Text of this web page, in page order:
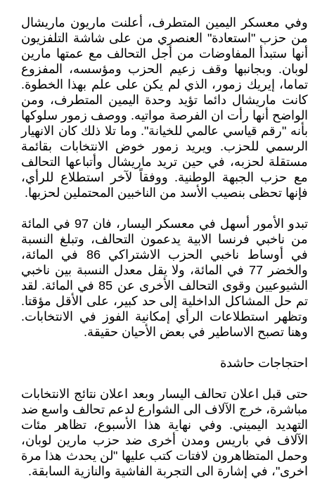
وفي معسكر اليمين المتطرف، أعلنت ماريون ماريشال
من حزب "استعادة" العنصري من على شاشة التلفزيون
أنها ستبدأ المفاوضات من أجل التحالف مع عمتها مارين
لوبان. وبجانبها وقف زعيم الحزب ومؤسسه، المفزوع
تماما، إيريك زمور، الذي لم يكن على علم بهذا الخطوة.
كانت ماريشال دائما تؤيد وحدة اليمين المتطرف، ومن
الواضح أنها رأت ان الفرصة مواتيه. ووصف زمور سلوكها
بأنه "رقم قياسي عالمي للخيانة". وما تلا ذلك كان الانهيار
الرسمي للحزب. ويريد زمور خوض الانتخابات بقائمة
مستقلة لحزبه، في حين تريد ماريشال وأتباعها التحالف
مع حزب الجبهة الوطنية. ووفقاً لآخر استطلاع للرأي،
فإنها تحظى بنصيب الأسد من الناخبين المحتملين لحزبها.
تبدو الأمور أسهل في معسكر اليسار، فان 97 في المائة
من ناخبي فرنسا الابية يدعمون التحالف، وتبلغ النسبة
في أوساط ناخبي الحزب الاشتراكي 86 في المائة،
والخضر 77 في المائة، ولا يقل معدل النسبة بين ناخبي
الشيوعيين وقوى التحالف الأخرى عن 85 في المائة. لقد
تم حل المشاكل الداخلية إلى حد كبير، على الأقل مؤقتا.
وتظهر استطلاعات الرأي إمكانية الفوز في الانتخابات.
وهنا تصبح الاساطير في بعض الأحيان حقيقة.
احتجاجات حاشدة
حتى قبل اعلان تحالف اليسار وبعد اعلان نتائج الانتخابات
مباشرة، خرج الآلاف الى الشوارع لدعم تحالف واسع ضد
التهديد اليميني. وفي نهاية هذا الأسبوع، تظاهر مئات
الآلاف في باريس ومدن أخرى ضد حزب مارين لوبان،
وحمل المتظاهرون لافتات كتب عليها "لن يحدث هذا مرة
اخرى"، في إشارة الى التجربة الفاشية والنازية السابقة.